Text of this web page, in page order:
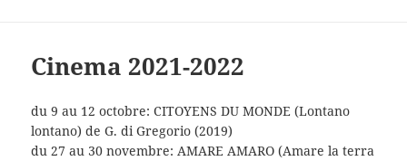
Cinema 2021-2022
du 9 au 12 octobre: CITOYENS DU MONDE (Lontano
lontano) de G. di Gregorio (2019)
du 27 au 30 novembre: AMARE AMARO (Amare la terra